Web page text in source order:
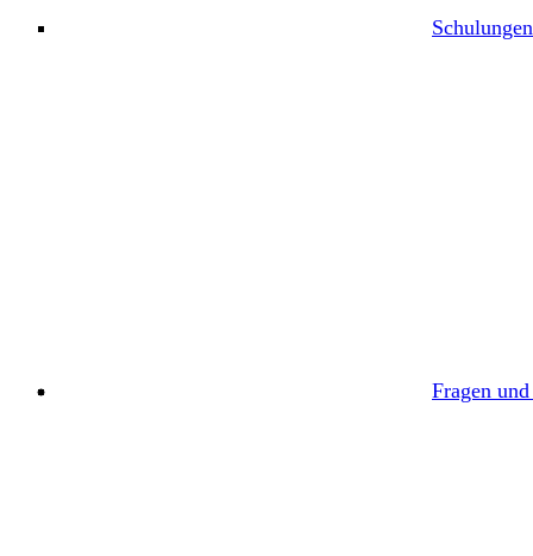
Schulungen
Fragen